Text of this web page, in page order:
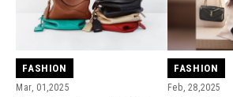
FASHION
Mar, 01,2025
FASHION
Feb, 28,2025